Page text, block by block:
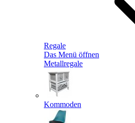
Regale
Das Menü öffnen
Metallregale
Kommoden